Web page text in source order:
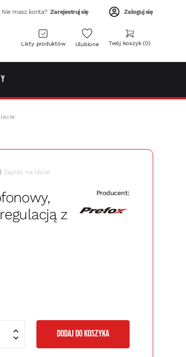
Nie masz konta? Zarejestruj się Zaloguj się
Listy produktów Ulubione Twój koszyk 0
Zapisz na liście
z
Producent:
DODAJ DO KOSZYKA